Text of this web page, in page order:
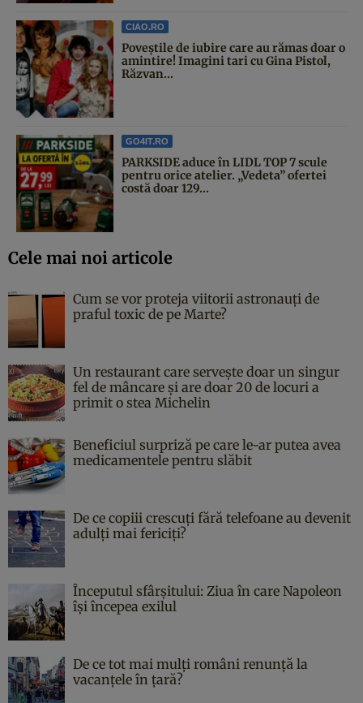
CIAO.RO
Poveştile de iubire care au rămas doar o
amintire! Imagini tari cu Gina Pistol,
Răzvan...
GO4IT.RO
PARKSIDE aduce în LIDL TOP 7 scule
pentru orice atelier. „Vedeta” ofertei
costă doar 129...
Cele mai noi articole
Cum se vor proteja viitorii astronauți de
praful toxic de pe Marte?
Un restaurant care servește doar un singur
fel de mâncare și are doar 20 de locuri a
primit o stea Michelin
Beneficiul surpriză pe care le-ar putea avea
medicamentele pentru slăbit
De ce copiii crescuți fără telefoane au devenit
adulți mai fericiți?
Începutul sfârşitului: Ziua în care Napoleon
îşi începea exilul
De ce tot mai mulți români renunță la
vacanțele în țară?